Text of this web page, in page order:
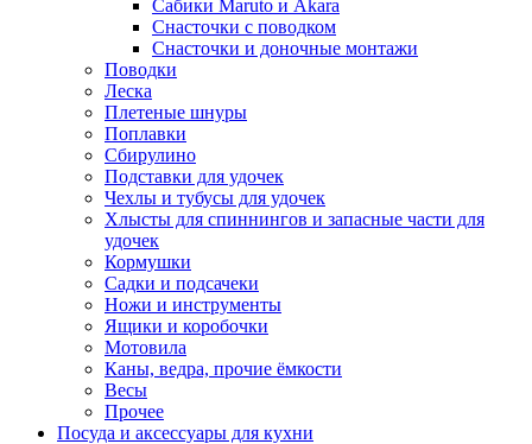
Сабики Maruto и Akara
Снасточки с поводком
Снасточки и доночные монтажи
Поводки
Леска
Плетеные шнуры
Поплавки
Сбирулино
Подставки для удочек
Чехлы и тубусы для удочек
Хлысты для спиннингов и запасные части для
удочек
Кормушки
Садки и подсачеки
Ножи и инструменты
Ящики и коробочки
Мотовила
Каны, ведра, прочие ёмкости
Весы
Прочее
Посуда и аксессуары для кухни